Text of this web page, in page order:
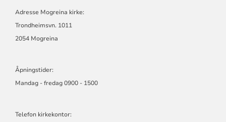
Adresse Mogreina kirke:
Trondheimsvn. 1011
2054 Mogreina
Åpningstider:
Mandag - fredag 0900 - 1500
Telefon kirkekontor: